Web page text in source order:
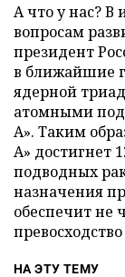
А что у нас? В
вопросам
президент
в ближайшие
ядерной
атомными
А». Таким
А» достигнет
подводных
назначения
обеспечит не
НА ЭТУ ТЕМУ